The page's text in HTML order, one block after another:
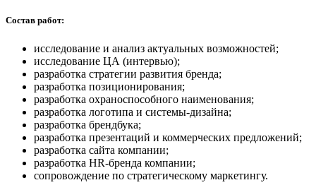
Состав работ:
исследование и анализ актуальных возможностей;
исследование ЦА (интервью);
разработка стратегии развития бренда;
разработка позиционирования;
разработка охраноспособного наименования;
разработка логотипа и системы-дизайна;
разработка брендбука;
разработка презентаций и коммерческих предложений;
разработка сайта компании;
разработка HR-бренда компании;
сопровождение по стратегическому маркетингу.